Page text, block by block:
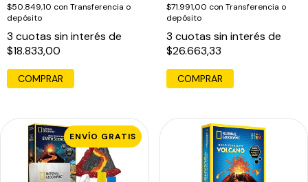
$50.849,10 con Transferencia o
depósito
3 cuotas sin interés de
$18.833,00
COMPRAR
$71.991,00 con Transferencia o
depósito
3 cuotas sin interés de
$26.663,33
ENVÍO GRATIS